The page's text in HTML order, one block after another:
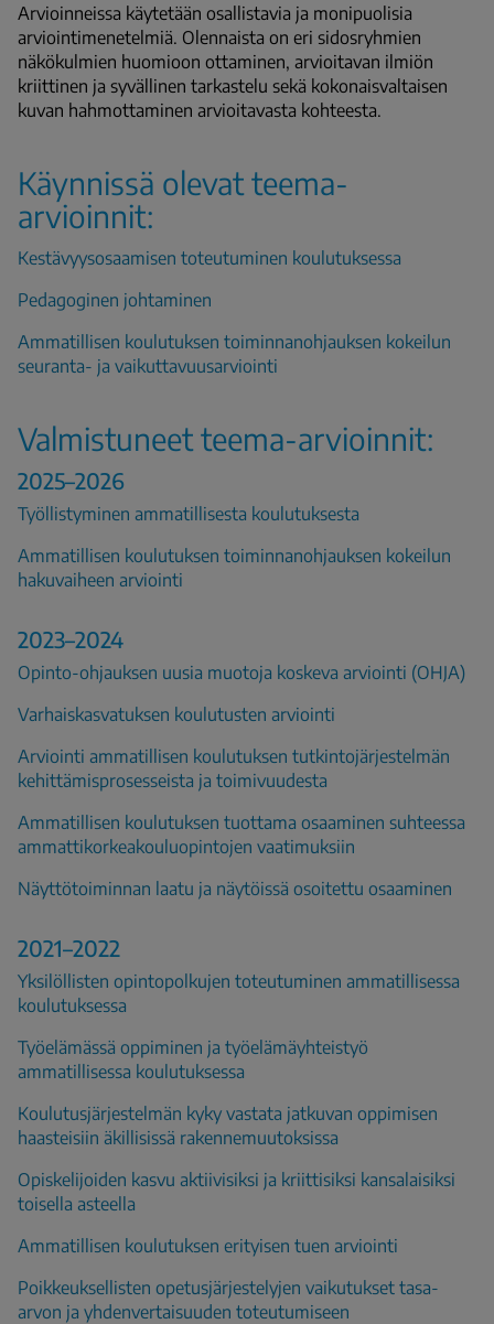
Arvioinneissa käytetään osallistavia ja monipuolisia
arviointimenetelmiä. Olennaista on eri sidosryhmien
näkökulmien huomioon ottaminen, arvioitavan ilmiön
kriittinen ja syvällinen tarkastelu sekä koko­naisvaltaisen
kuvan hahmottaminen arvioitavasta kohteesta.
Käynnissä olevat teema-
arvioinnit:
Kestävyysosaamisen toteutuminen koulutuksessa
Pedagoginen johtaminen
Ammatillisen koulutuksen toiminnanohjauksen kokeilun
seuranta- ja vaikuttavuusarviointi
Valmistuneet teema-arvioinnit:
2025–2026
Työllistyminen ammatillisesta koulutuksesta
Ammatillisen koulutuksen toiminnanohjauksen kokeilun
hakuvaiheen arviointi
2023–2024
Opinto-ohjauksen uusia muotoja koskeva arviointi (OHJA)
Varhaiskasvatuksen koulutusten arviointi
Arviointi ammatillisen koulutuksen tutkintojärjestelmän
kehittämisprosesseista ja toimivuudesta
Ammatillisen koulutuksen tuottama osaaminen suhteessa
ammattikorkeakouluopintojen vaatimuksiin
Näyttötoiminnan laatu ja näytöissä osoitettu osaaminen
2021–2022
Yksilöllisten opintopolkujen toteutuminen ammatillisessa
koulutuksessa
Työelämässä oppiminen ja työelämäyhteistyö
ammatillisessa koulutuksessa
Koulutusjärjestelmän kyky vastata jatkuvan oppimisen
haasteisiin äkillisissä rakennemuutoksissa
Opiskelijoiden kasvu aktiivisiksi ja kriittisiksi kansalaisiksi
toisella asteella
Ammatillisen koulutuksen erityisen tuen arviointi
Poikkeuksellisten opetusjärjestelyjen vaikutukset tasa-
arvon ja yhdenvertaisuuden toteutumiseen